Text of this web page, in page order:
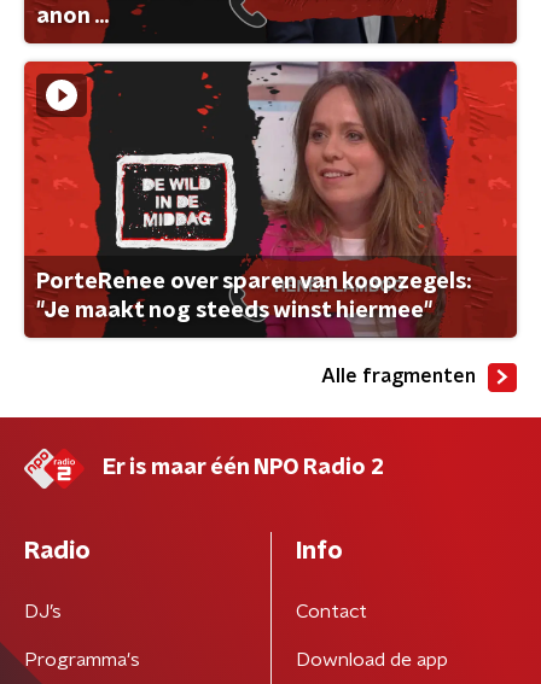
anon ...
PorteRenee over sparen van koopzegels:
"Je maakt nog steeds winst hiermee"
Alle fragmenten
Er is maar één NPO Radio 2
Radio
DJ’s
Programma's
Info
Contact
Download de app